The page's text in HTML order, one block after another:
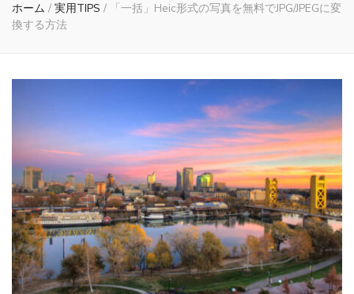
ホーム / 実用TIPS /
「一括」Heic形式の写真を無料でJPG/JPEGに変
換する方法